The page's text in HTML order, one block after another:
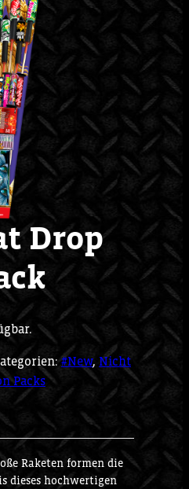
Drop
#New, Nicht
Packs
Raketen formen die
dieses hochwertigen